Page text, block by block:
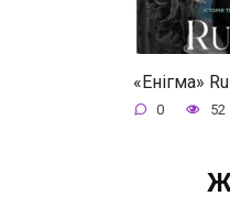
«Енігма»
0 52